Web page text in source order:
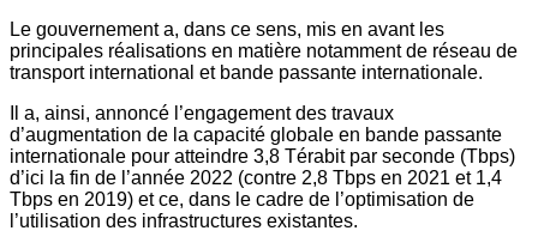
Le gouvernement a, dans ce sens, mis en avant les
principales réalisations en matière notamment de réseau de
transport international et bande passante internationale.
Il a, ainsi, annoncé l’engagement des travaux
d’augmentation de la capacité globale en bande passante
internationale pour atteindre 3,8 Térabit par seconde (Tbps)
d’ici la fin de l’année 2022 (contre 2,8 Tbps en 2021 et 1,4
Tbps en 2019) et ce, dans le cadre de l’optimisation de
l’utilisation des infrastructures existantes.